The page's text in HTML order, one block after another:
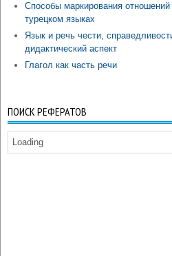
Способы маркирования
турецком языках
Язык и речь чести,
дидактический аспект
Глагол как часть речи
ПОИСК РЕФЕРАТОВ
Loading